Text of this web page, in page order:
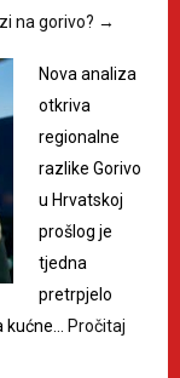
na gorivo? →
Nova analiza
otkriva
regionalne
razlike Gorivo
u Hrvatskoj
prošlog je
tjedna
pretrpjelo
kućne…
Pročitaj